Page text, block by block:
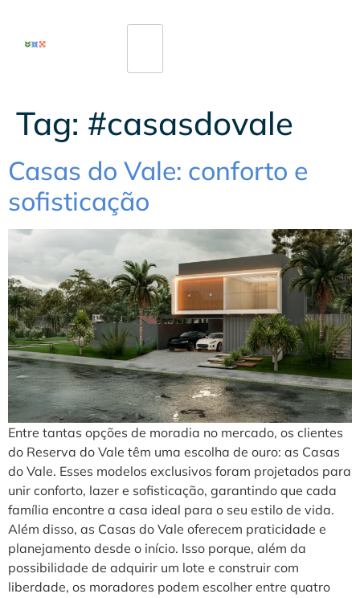
Tag: #casasdovale
Casas do Vale: conforto e
sofisticação
Entre tantas opções de moradia no mercado, os clientes
do Reserva do Vale têm uma escolha de ouro: as Casas
do Vale. Esses modelos exclusivos foram projetados para
unir conforto, lazer e sofisticação, garantindo que cada
família encontre a casa ideal para o seu estilo de vida.
Além disso, as Casas do Vale oferecem praticidade e
planejamento desde o início. Isso porque, além da
possibilidade de adquirir um lote e construir com
liberdade, os moradores podem escolher entre quatro